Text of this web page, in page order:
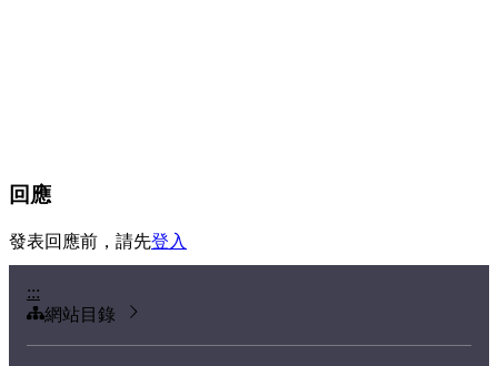
回應
發表回應前，請先登入
:::
網站目錄